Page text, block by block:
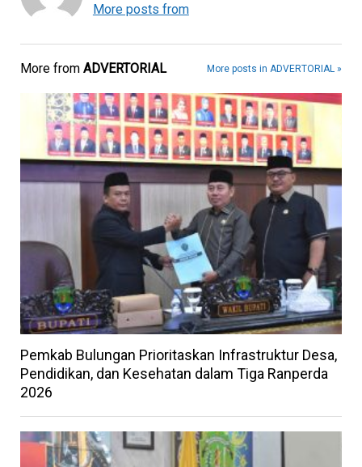
More posts from
More from ADVERTORIAL More posts in ADVERTORIAL »
Pemkab Bulungan Prioritaskan Infrastruktur Desa,
Pendidikan, dan Kesehatan dalam Tiga Ranperda
2026